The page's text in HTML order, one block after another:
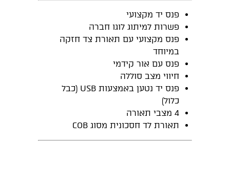
פנס יד מקצועי
פשרות למיתוג לוגו חברה
פנס מקצועי עם תאורת צד חזקה
במיוחד
פנס עם אור קידמי
חיווי מצב סוללה
פנס יד נטען באמצעות USB (כבל
כלול)
4 מצבי תאורה
תאורת לד חסכונית מסוג COB